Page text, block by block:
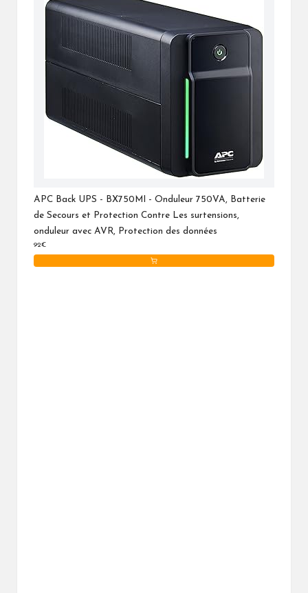
APC Back UPS - BX750MI - Onduleur 750VA, Batterie
de Secours et Protection Contre Les surtensions,
onduleur avec AVR, Protection des données
92€